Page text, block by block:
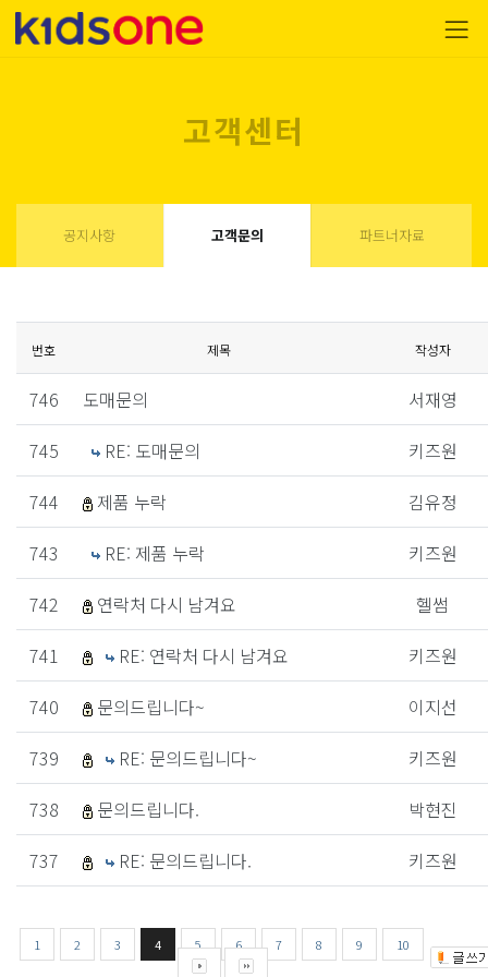
고객센터
공지사항 고객문의 파트너자료
번호 제목 작성자
746 도매문의
서재영
745
RE: 도매문의
키즈원
744
제품 누락
김유정
743
RE: 제품 누락
키즈원
742
연락처 다시 남겨요
헬썸
741
RE: 연락처 다시 남겨요
키즈원
740
문의드립니다~
이지선
739
RE: 문의드립니다~
키즈원
738
문의드립니다.
박현진
737
RE: 문의드립니다. 키즈원
1 2 3 4 5 6 7 8 9 10